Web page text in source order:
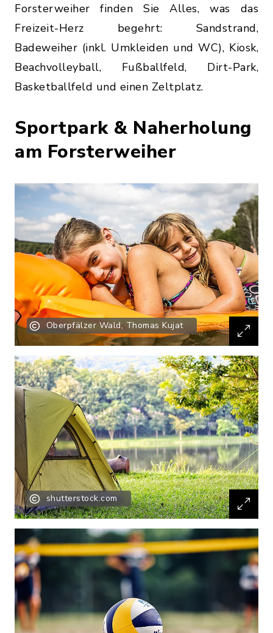
Forsterweiher finden Sie Alles, was das
Freizeit-Herz begehrt: Sandstrand,
Badeweiher (inkl. Umkleiden und WC), Kiosk,
Beachvolleyball, Fußballfeld, Dirt-Park,
Basketballfeld und einen Zeltplatz.
Sportpark & Naherholung
am Forsterweiher
Oberpfälzer Wald, Thomas Kujat
shutterstock.com